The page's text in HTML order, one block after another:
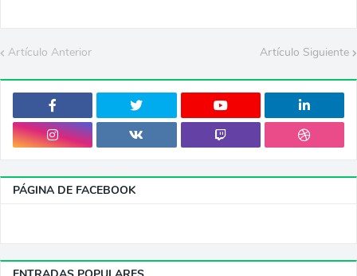
Artículo Anterior Artículo Siguiente
PÁGINA DE FACEBOOK